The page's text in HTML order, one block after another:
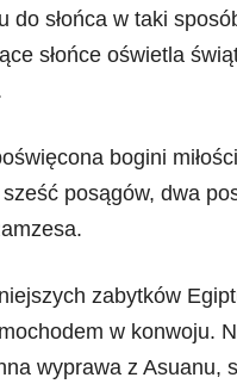
słońca w taki
słońce oświetla
bogini
posągów, dwa
zabytków
w konwoju.
wyprawa z Asuanu,